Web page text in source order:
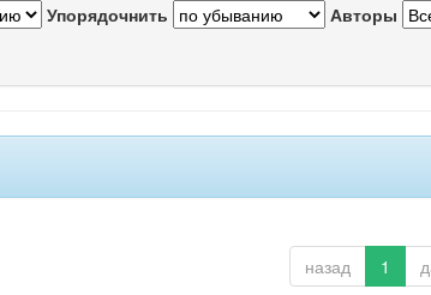
Упорядочнить Авторы
назад 1